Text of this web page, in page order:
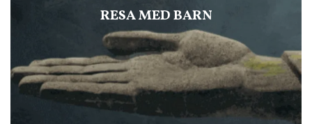
RESA MED BARN